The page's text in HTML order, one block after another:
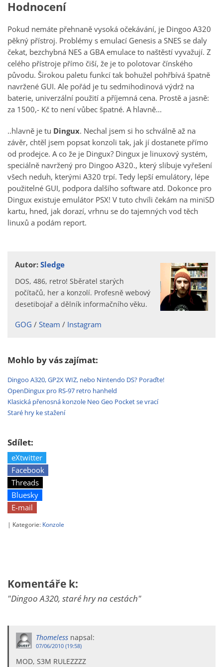
Hodnocení
Pokud nemáte přehnaně vysoká očekávání, je Dingoo A320
pěkný přístroj. Problémy s emulací Genesis a SNES se daly
čekat, bezchybná NES a GBA emulace to naštěstí vyvažují. Z
celého přístroje přímo čiší, že je to polotovar čínského
původu. Širokou paletu funkcí tak bohužel pohřbívá špatně
navržené GUI. Ale pořád je tu sedmihodinová výdrž na
baterie, univerzální použití a příjemná cena. Prostě a jasně:
za 1500,- Kč to není vůbec špatné. A hlavně...
..hlavně je tu Dingux. Nechal jsem si ho schválně až na
závěr, chtěl jsem popsat konzoli tak, jak jí dostanete přímo
od prodejce. A co že je Dingux? Dingux je linuxový systém,
speciálně navržený pro Dingoo A320., který slibuje vyřešení
všech neduh, kterými A320 trpí. Tedy lepší emulátory, lépe
použitelné GUI, podpora dalšího software atd. Dokonce pro
Dingux existuje emulátor PSX! V tuto chvíli čekám na miniSD
kartu, hned, jak dorazí, vrhnu se do tajemných vod těch
linuxů a podám report.
Autor:Sledge
DOS, 486, retro! Sběratel starých
počítačů, her a konzolí. Profesně webový
desetibojař a dělník informačního věku.
GOG Steam Instagram
Mohlo by vás zajímat:
Dingoo A320, GP2X WIZ, nebo Nintendo DS? Poraďte!
OpenDingux pro RS-97 retro hanheld
Klasická přenosná konzole Neo Geo Pocket se vrací
Staré hry ke stažení
Sdílet:
eXtwitter
Facebook
Threads
Bluesky
E-mail
| Kategorie: Konzole
Komentáře k:
"Dingoo A320, staré hry na cestách"
Thomeless napsal:
07/06/2010 (19:58)
MOD, S3M RULEZZZZ